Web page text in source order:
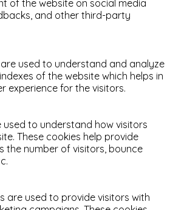
of the website on social media
and other third-party
used to understand and analyze
of the website which helps in
experience for the visitors.
to understand how visitors
These cookies help provide
the number of visitors, bounce
are used to provide visitors with